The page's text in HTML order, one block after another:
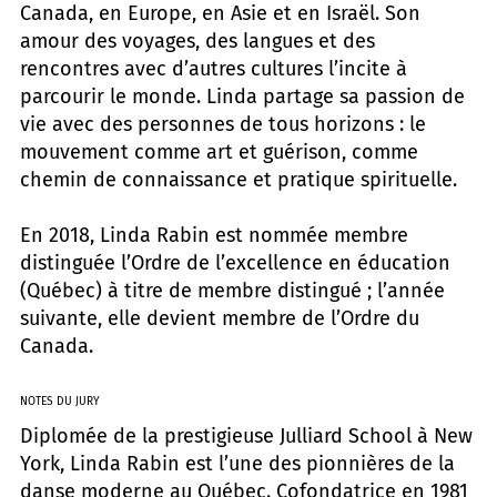
Canada, en Europe, en Asie et en Israël. Son
amour des voyages, des langues et des
rencontres avec d’autres cultures l’incite à
parcourir le monde. Linda partage sa passion de
vie avec des personnes de tous horizons : le
mouvement comme art et guérison, comme
chemin de connaissance et pratique spirituelle.
En 2018, Linda Rabin est nommée membre
distinguée l’Ordre de l’excellence en éducation
(Québec) à titre de membre distingué ; l’année
suivante, elle devient membre de l’Ordre du
Canada.
NOTES DU JURY
Diplomée de la prestigieuse Julliard School à New
York, Linda Rabin est l’une des pionnières de la
danse moderne au Québec. Cofondatrice en 1981